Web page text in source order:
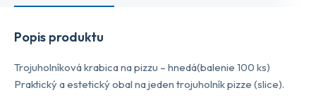
Popis produktu
Trojuholníková krabica na pizzu – hnedá(balenie 100 ks)
Praktický a estetický obal na jeden trojuholník pizze (slice).